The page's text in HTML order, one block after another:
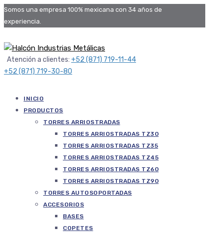
Somos una empresa 100% mexicana con 34 años de
experiencia.
Atención a clientes: +52 (871) 719-11-44
+52 (871) 719-30-80
INICIO
PRODUCTOS
TORRES ARRIOSTRADAS
TORRES ARRIOSTRADAS TZ30
TORRES ARRIOSTRADAS TZ35
TORRES ARRIOSTRADAS TZ45
TORRES ARRIOSTRADAS TZ60
TORRES ARRIOSTRADAS TZ90
TORRES AUTOSOPORTADAS
ACCESORIOS
BASES
COPETES